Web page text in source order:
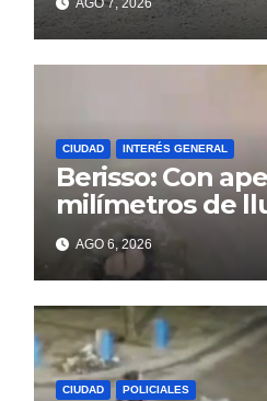
14AGO 7, 2026
CIUDAD INTERÉS GENERAL
Berisso: Con
milímetros de
sienten los
AGO 6, 2026
CIUDAD POLICIALES